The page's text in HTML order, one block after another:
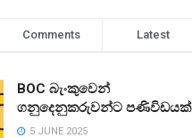
Comments Latest
BOC බැංකුවෙන්
ගනුදෙනුකරුවන්ට පණිවිඩයක්
5 JUNE 2025